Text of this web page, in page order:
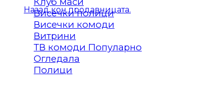
Назад кон продавницата.
Висечки полици
Висечки комоди
Витрини
ТВ комоди
Огледала
Полици